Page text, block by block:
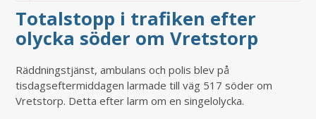
Totalstopp i trafiken efter
olycka söder om Vretstorp
Räddningstjänst, ambulans och polis blev på
tisdagseftermiddagen larmade till väg 517 söder om
Vretstorp. Detta efter larm om en singelolycka.